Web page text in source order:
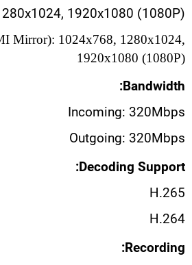
1920x1080 (1080P)
Mirror): 1024x768, 1280x1024,
1920x1080 (1080P)
Bandwidth:
Incoming: 320Mbps
Outgoing: 320Mbps
Decoding Support:
H.265
H.264
Recording: